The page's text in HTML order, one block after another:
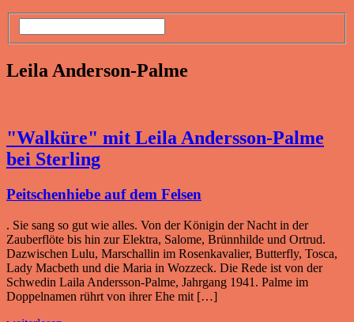
Leila Anderson-Palme
"Walküre" mit Leila Andersson-Palme
bei Sterling
Peitschenhiebe auf dem Felsen
. Sie sang so gut wie alles. Von der Königin der Nacht in der
Zauberflöte bis hin zur Elektra, Salome, Brünnhilde und Ortrud.
Dazwischen Lulu, Marschallin im Rosenkavalier, Butterfly, Tosca,
Lady Macbeth und die Maria in Wozzeck. Die Rede ist von der
Schwedin Laila Andersson-Palme, Jahrgang 1941. Palme im
Doppelnamen rührt von ihrer Ehe mit […]